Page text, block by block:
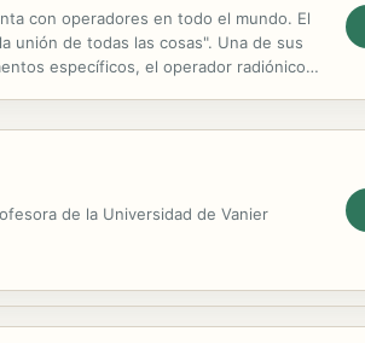
con operadores en todo el mundo. El
unión de todas las cosas". Una de sus
específicos, el operador radiónico
de la Universidad de Vanier